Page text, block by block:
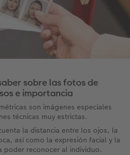
sobre las fotos de
e importancia
son imágenes especiales
técnicas muy estrictas.
la distancia entre los ojos, la
así como la expresión facial y la
poder reconocer al individuo.